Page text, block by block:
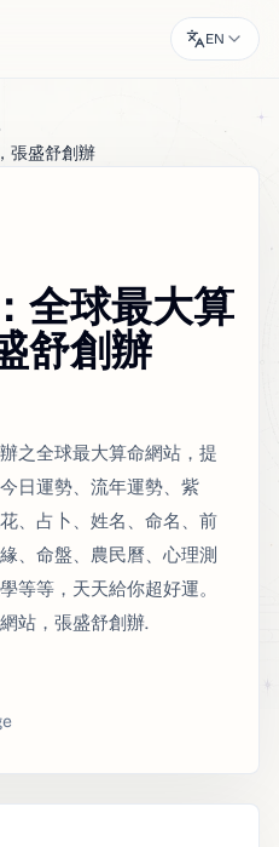
EN
張盛舒創辦
全球最大算
舒創辦
之全球最大算命網站，提
日運勢、流年運勢、紫
、占卜、姓名、命名、前
、命盤、農民曆、心理測
等等，天天給你超好運。
站，張盛舒創辦.